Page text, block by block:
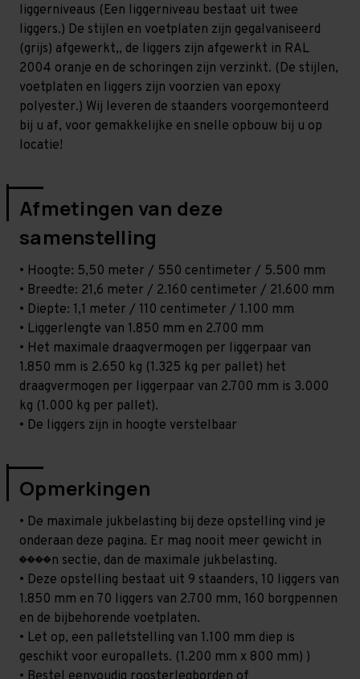
liggerniveaus (Een liggerniveau bestaat uit twee
liggers.) De stijlen en voetplaten zijn gegalvaniseerd
(grijs) afgewerkt,, de liggers zijn afgewerkt in RAL
2004 oranje en de schoringen zijn verzinkt. (De stijlen,
voetplaten en liggers zijn voorzien van epoxy
polyester.) Wij leveren de staanders voorgemonteerd
bij u af, voor gemakkelijke en snelle opbouw bij u op
locatie!
Afmetingen van deze
samenstelling
• Hoogte: 5,50 meter / 550 centimeter / 5.500 mm
• Breedte: 21,6 meter / 2.160 centimeter / 21.600 mm
• Diepte: 1,1 meter / 110 centimeter / 1.100 mm
• Liggerlengte van 1.850 mm en 2.700 mm
• Het maximale draagvermogen per liggerpaar van
1.850 mm is 2.650 kg (1.325 kg per pallet) het
draagvermogen per liggerpaar van 2.700 mm is 3.000
kg (1.000 kg per pallet).
• De liggers zijn in hoogte verstelbaar
Opmerkingen
• De maximale jukbelasting bij deze opstelling vind je
onderaan deze pagina. Er mag nooit meer gewicht in
����n sectie, dan de maximale jukbelasting.
• Deze opstelling bestaat uit 9 staanders, 10 liggers van
1.850 mm en 70 liggers van 2.700 mm, 160 borgpennen
en de bijbehorende voetplaten.
• Let op, een palletstelling van 1.100 mm diep is
geschikt voor europallets. (1.200 mm x 800 mm) )